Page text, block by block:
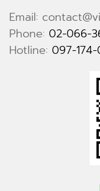
Email:
Phone: 02-066-
Hotline: 097-174-